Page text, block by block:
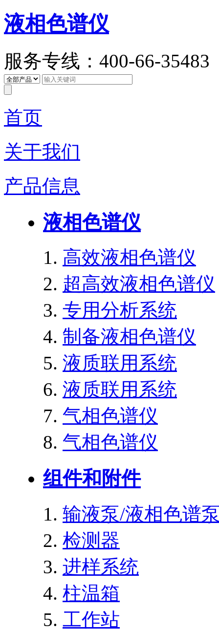
液相色谱仪
服务专线：400-66-35483
首页
关于我们
产品信息
液相色谱仪
高效液相色谱仪
超高效液相色谱仪
专用分析系统
制备液相色谱仪
液质联用系统
液质联用系统
气相色谱仪
气相色谱仪
组件和附件
输液泵/液相色谱
检测器
进样系统
柱温箱
工作站